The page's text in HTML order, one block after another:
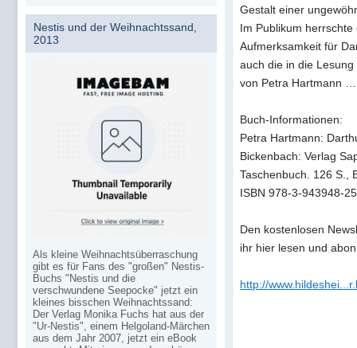
Gestalt einer
Im Publikum
Aufmerksamkeit für
auch die in die
von Petra Hartmann
Buch-Informationen:
Petra Hartmann:
Bickenbach: Verlag
Taschenbuch. 126 S.,
ISBN 978-3-943948-
Den kostenlosen
ihr hier lesen und
http://
Nestis und der Weihnachtssand,
2013
Als kleine Weihnachtsüberraschung
gibt es für Fans des "großen" Nestis-
Buchs "Nestis und die
verschwundene Seepocke" jetzt ein
kleines bisschen Weihnachtssand:
Der Verlag Monika Fuchs hat aus der
"Ur-Nestis", einem Helgoland-Märchen
aus dem Jahr 2007, jetzt ein eBook